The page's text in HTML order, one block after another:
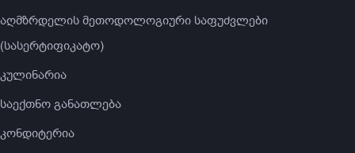
აღმზრდელის მეთოდოლოგიური საფუძვლები
(სასერტიფიკატო)
კულინარია
საექთნო განათლება
კონდიტერია